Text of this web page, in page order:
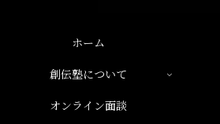
ホーム
創伝塾について
オンライン面談